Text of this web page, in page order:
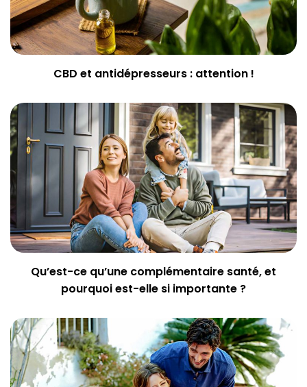
CBD et antidépresseurs : attention !
Qu’est-ce qu’une complémentaire santé, et
pourquoi est-elle si importante ?